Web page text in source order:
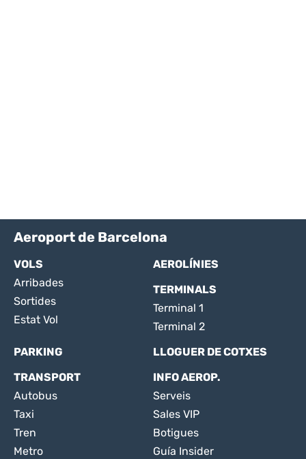
Aeroport de Barcelona
VOLS
Arribades
Sortides
Estat Vol
AEROLÍNIES
TERMINALS
Terminal 1
Terminal 2
PARKING
LLOGUER DE COTXES
TRANSPORT
Autobus
Taxi
Tren
Metro
INFO AEROP.
Serveis
Sales VIP
Botigues
Guía Insider